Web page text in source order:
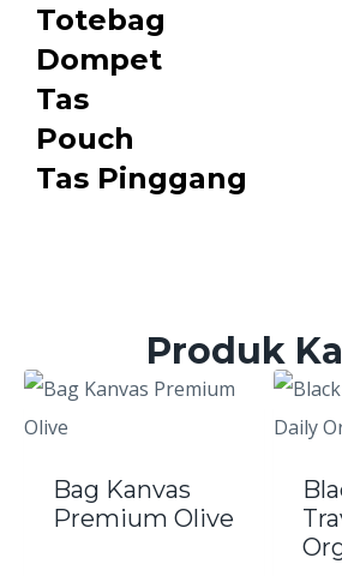
Totebag
Dompet
Tas
Pouch
Tas Pinggang
Produk
Bag Kanvas
Premium Olive